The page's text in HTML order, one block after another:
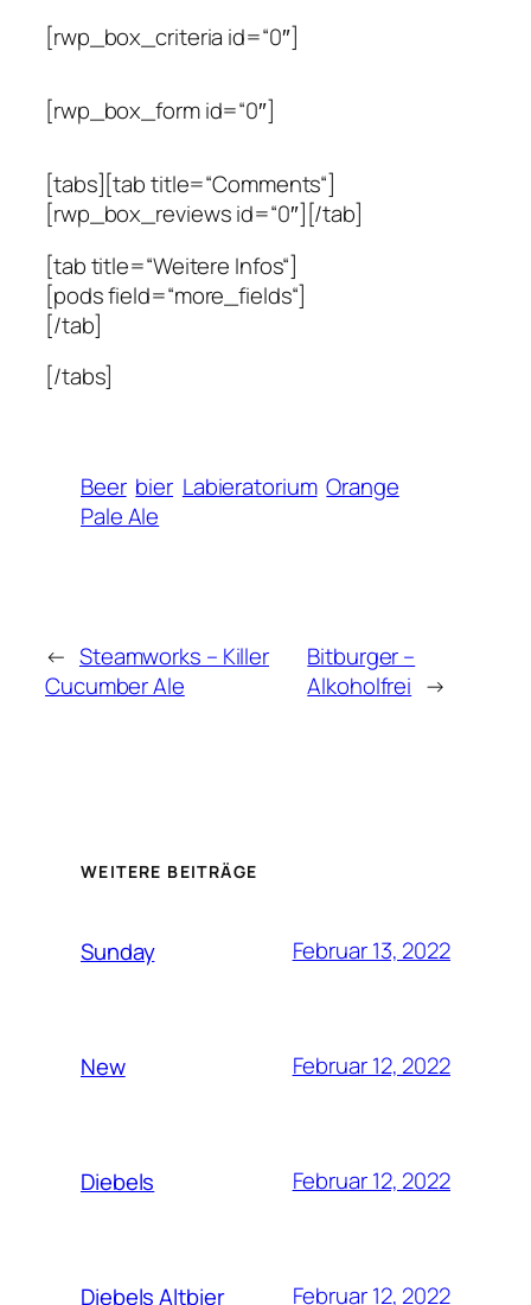
[rwp_box_criteria id=“0″]
[rwp_box_form id=“0″]
[tabs][tab title=“Comments“]
[rwp_box_reviews id=“0″][/tab]
[tab title=“Weitere Infos“]
[pods field=“more_fields“]
[/tab]
[/tabs]
Beer bier Labieratorium Orange
Pale Ale
← Steamworks – Killer
Cucumber Ale
Bitburger –
Alkoholfrei →
WEITERE BEITRÄGE
Sunday Februar 13, 2022
New Februar 12, 2022
Diebels Februar 12, 2022
Diebels Altbier Februar 12, 2022